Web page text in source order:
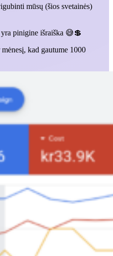
mūsų (šios svetainės)
pinigine išraiška 😅💲
kad gautume 1000